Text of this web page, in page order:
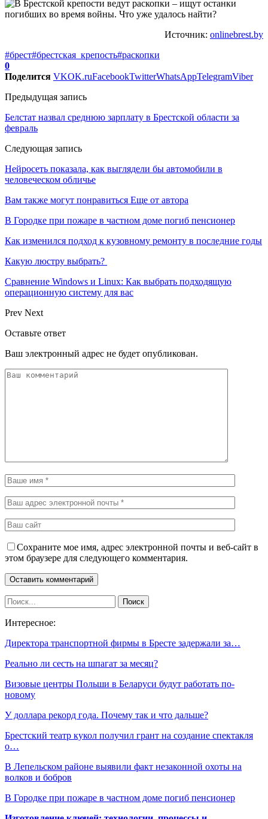
Источник: onlinebrest.by
#брест#брестская_крепость#раскопки
0
Поделится VKOK.ruFacebookTwitterWhatsAppTelegramViber
Предыдущая запись
Белстат назвал среднюю зарплату в Брестской области за
февраль
Следующая запись
Нейросеть показала, как выглядели бы автомобили в
человеческом обличье
Вам также могут понравиться Еще от автора
В Городке при пожаре в частном доме погиб пенсионер
Как изменился подход к кузовному ремонту в последние годы
Какую люстру выбрать?
Сравнение Windows и Linux: Как выбрать подходящую
операционную систему для вас
Prev Next
Оставьте ответ
Ваш электронный адрес не будет опубликован.
Сохраните мое имя, адрес электронной почты и веб-сайт в
этом браузере для следующего комментария.
Интересное:
Директора транспортной фирмы в Бресте задержали за…
Реально ли сесть на шпагат за месяц?
Визовые центры Польши в Беларуси будут работать по-
новому
У доллара рекорд года. Почему так и что дальше?
Брестский театр кукол получил грант на создание спектакля
о…
В Лепельском районе выявили факт незаконной охоты на
волков и бобров
В Городке при пожаре в частном доме погиб пенсионер